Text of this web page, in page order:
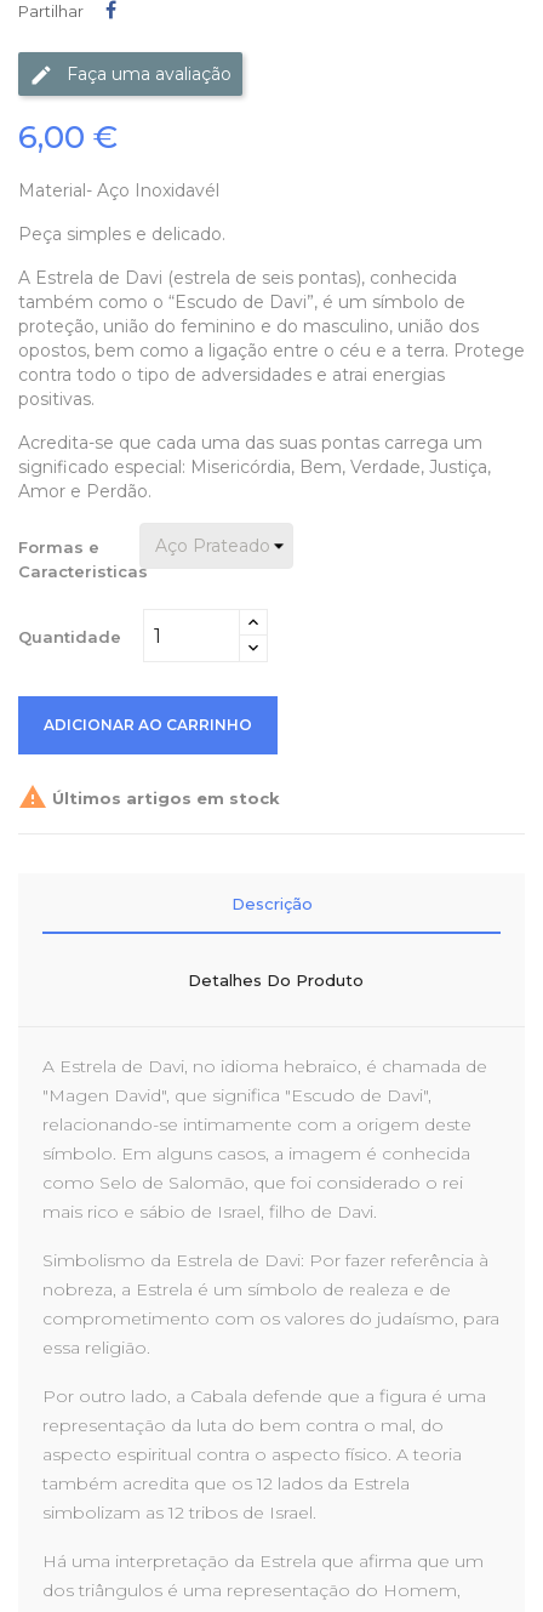
Partilhar
Faça uma avaliação
6,00 €
Material- Aço Inoxidavél
Peça simples e delicado.
A Estrela de Davi (estrela de seis pontas), conhecida
também como o “Escudo de Davi”, é um símbolo de
proteção, união do feminino e do masculino, união dos
opostos, bem como a ligação entre o céu e a terra. Protege
contra todo o tipo de adversidades e atrai energias
positivas.
Acredita-se que cada uma das suas pontas carrega um
significado especial: Misericórdia, Bem, Verdade, Justiça,
Amor e Perdão.
Formas e
Caracteristicas
Quantidade
ADICIONAR AO CARRINHO
 Últimos artigos em stock
Descrição
Detalhes Do Produto
A Estrela de Davi, no idioma hebraico, é chamada de
"Magen David", que significa "Escudo de Davi",
relacionando-se intimamente com a origem deste
símbolo. Em alguns casos, a imagem é conhecida
como Selo de Salomão, que foi considerado o rei
mais rico e sábio de Israel, filho de Davi.
Simbolismo da Estrela de Davi: Por fazer referência à
nobreza, a Estrela é um símbolo de realeza e de
comprometimento com os valores do judaísmo, para
essa religião.
Por outro lado, a Cabala defende que a figura é uma
representação da luta do bem contra o mal, do
aspecto espiritual contra o aspecto físico. A teoria
também acredita que os 12 lados da Estrela
simbolizam as 12 tribos de Israel.
Há uma interpretação da Estrela que afirma que um
dos triângulos é uma representação do Homem,